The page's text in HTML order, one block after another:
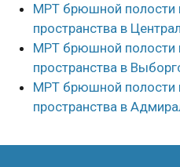
МРТ брюшной полости
пространства в
МРТ брюшной полости
пространства в
МРТ брюшной полости
пространства в